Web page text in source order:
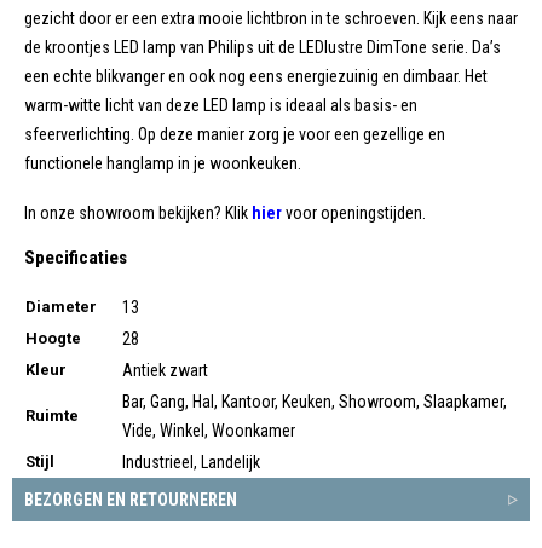
gezicht door er een extra mooie lichtbron in te schroeven. Kijk eens naar
de kroontjes LED lamp van Philips uit de LEDlustre DimTone serie. Da’s
een echte blikvanger en ook nog eens energiezuinig en dimbaar. Het
warm-witte licht van deze LED lamp is ideaal als basis- en
sfeerverlichting. Op deze manier zorg je voor een gezellige en
functionele hanglamp in je woonkeuken.
In onze showroom bekijken? Klik hiervoor openingstijden.
Specificaties
Diameter 13
Hoogte 28
Kleur Antiek zwart
Ruimte
Bar, Gang, Hal, Kantoor, Keuken, Showroom, Slaapkamer,
Vide, Winkel, Woonkamer
Stijl
Industrieel, Landelijk
BEZORGEN EN RETOURNEREN